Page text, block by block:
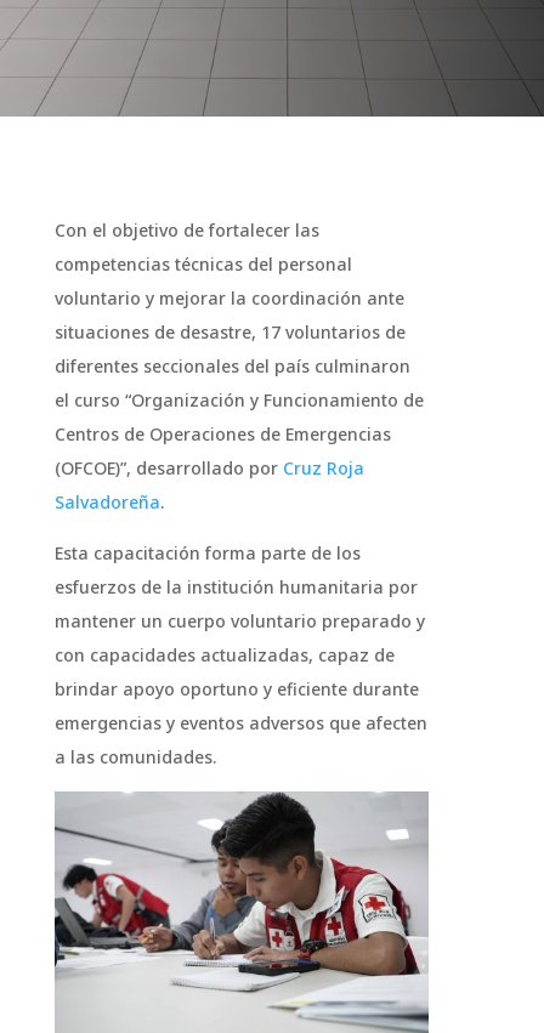
Con el objetivo de fortalecer las
competencias técnicas del personal
voluntario y mejorar la coordinación ante
situaciones de desastre, 17 voluntarios de
diferentes seccionales del país culminaron
el curso “Organización y Funcionamiento de
Centros de Operaciones de Emergencias
(OFCOE)”, desarrollado por Cruz Roja
Salvadoreña.
Esta capacitación forma parte de los
esfuerzos de la institución humanitaria por
mantener un cuerpo voluntario preparado y
con capacidades actualizadas, capaz de
brindar apoyo oportuno y eficiente durante
emergencias y eventos adversos que afecten
a las comunidades.